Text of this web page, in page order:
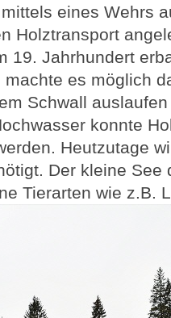
mittels eines Wehrs
Holztransport
19. Jahrhundert
machte es möglich
Schwall
konnte
Heutzutage
Der kleine
Tierarten wie z.B.